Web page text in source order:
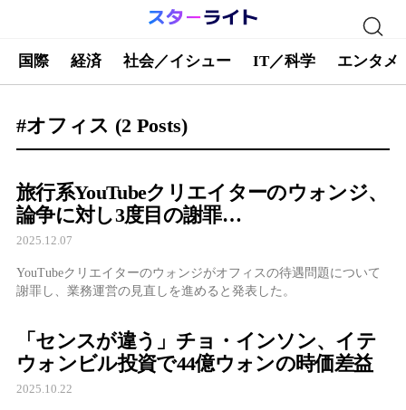
国際 経済 社会／イシュー IT／科学 エンタメ
#オフィス (2 Posts)
旅行系YouTubeクリエイターのウォンジ、
論争に対し3度目の謝罪…
2025.12.07
YouTubeクリエイターのウォンジがオフィスの待遇問題について
謝罪し、業務運営の見直しを進めると発表した。
「センスが違う」チョ・インソン、イテ
ウォンビル投資で44億ウォンの時価差益
2025.10.22